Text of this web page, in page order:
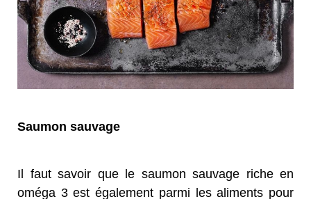
Saumon sauvage
Il faut savoir que le saumon sauvage riche en
oméga 3 est également parmi les aliments pour